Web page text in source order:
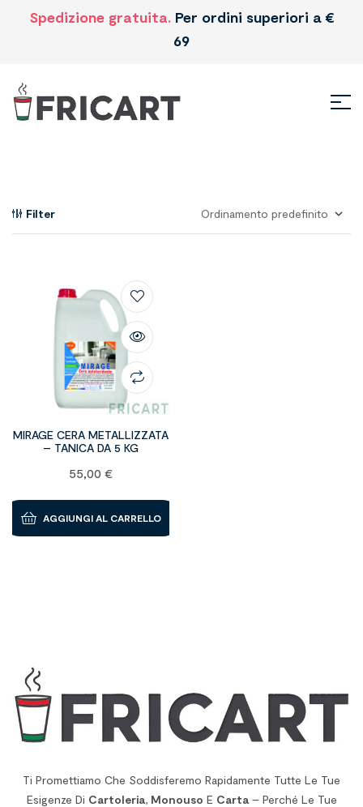
Spedizione gratuita. Per ordini superiori a €
69
Filter
MIRAGE CERA METALLIZZATA
– TANICA DA 5 KG
55,00 €
AGGIUNGI AL CARRELLO
Ti Promettiamo Che Soddisferemo Rapidamente Tutte Le Tue
Esigenze Di Cartoleria, Monouso E Carta– Perché Le Tue